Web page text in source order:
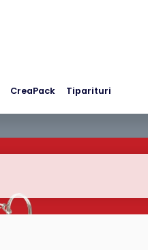
CreaPack Tiparituri